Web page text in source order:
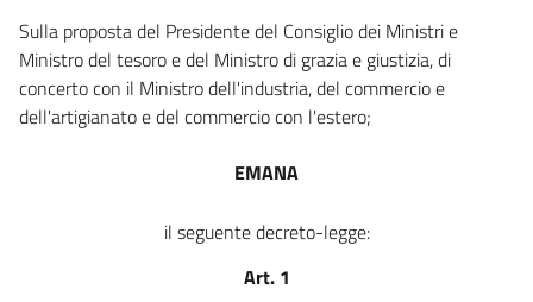
Sulla proposta del Presidente del Consiglio dei Ministri e
Ministro del tesoro e del Ministro di grazia e giustizia, di
concerto con il Ministro dell'industria, del commercio e
dell'artigianato e del commercio con l'estero;
EMANA
il seguente decreto-legge:
Art. 1